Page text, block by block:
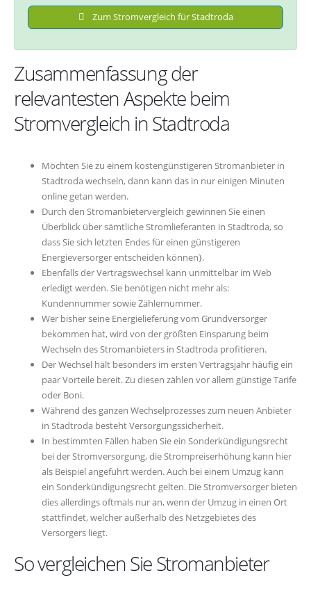
Zum Stromvergleich für Stadtroda
Zusammenfassung der
relevantesten Aspekte beim
Stromvergleich in Stadtroda
Möchten Sie zu einem kostengünstigeren Stromanbieter in
Stadtroda wechseln, dann kann das in nur einigen Minuten
online getan werden.
Durch den Stromanbietervergleich gewinnen Sie einen
Überblick über sämtliche Stromlieferanten in Stadtroda, so
dass Sie sich letzten Endes für einen günstigeren
Energieversorger entscheiden können}.
Ebenfalls der Vertragswechsel kann unmittelbar im Web
erledigt werden. Sie benötigen nicht mehr als:
Kundennummer sowie Zählernummer.
Wer bisher seine Energielieferung vom Grundversorger
bekommen hat, wird von der größten Einsparung beim
Wechseln des Stromanbieters in Stadtroda profitieren.
Der Wechsel hält besonders im ersten Vertragsjahr häufig ein
paar Vorteile bereit. Zu diesen zählen vor allem günstige Tarife
oder Boni.
Während des ganzen Wechselprozesses zum neuen Anbieter
in Stadtroda besteht Versorgungssicherheit.
In bestimmten Fällen haben Sie ein Sonderkündigungsrecht
bei der Stromversorgung, die Strompreiserhöhung kann hier
als Beispiel angeführt werden. Auch bei einem Umzug kann
ein Sonderkündigungsrecht gelten. Die Stromversorger bieten
dies allerdings oftmals nur an, wenn der Umzug in einen Ort
stattfindet, welcher außerhalb des Netzgebietes des
Versorgers liegt.
So vergleichen Sie Stromanbieter